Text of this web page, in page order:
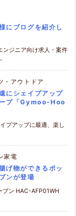
にブログを紹介し
ンジニア向け求人・案件
・アウトドア
にシェイプアップ
プ「Gymoo-Hoo
プアップに最適、楽し
家電
げ物ができるポッ
ンが登場
ブン HAC-AFP01WH